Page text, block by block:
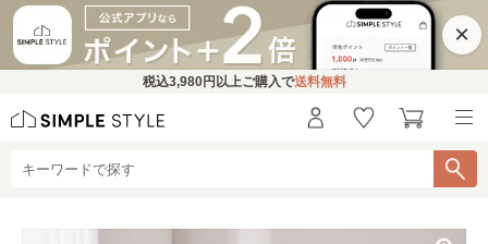
×
税込3,980円 以上ご購入で送料無料